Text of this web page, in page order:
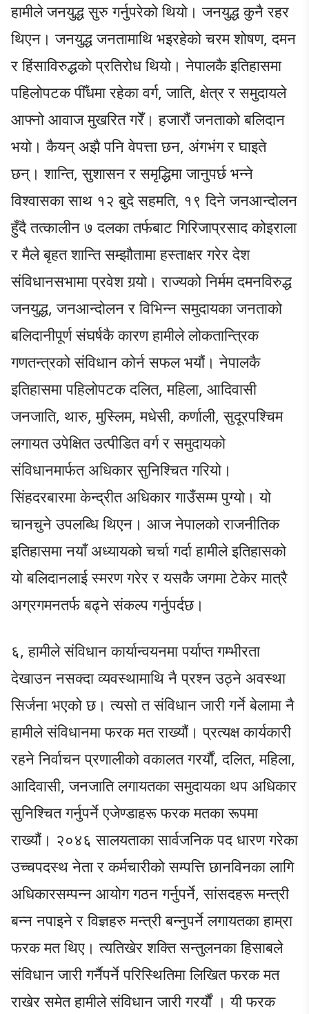
हामीले जनयुद्ध सुरु गर्नुपरेको थियो। जनयुद्ध कुनै रहर
थिएन। जनयुद्ध जनतामाथि भइरहेको चरम शोषण, दमन
र हिंसाविरुद्धको प्रतिरोध थियो। नेपालकै इतिहासमा
पहिलोपटक पीँधमा रहेका वर्ग, जाति, क्षेत्र र समुदायले
आफ्नो आवाज मुखरित गरेँ। हजारौं जनताको बलिदान
भयो। कैयन् अझै पनि वेपत्ता छन, अंगभंग र घाइते
छन्। शान्ति, सुशासन र समृद्धिमा जानुपर्छ भन्ने
विश्वासका साथ १२ बुदे सहमति, १९ दिने जनआन्दोलन
हुँदै तत्कालीन ७ दलका तर्फबाट गिरिजाप्रसाद कोइराला
र मैले बृहत शान्ति सम्झौतामा हस्ताक्षर गरेर देश
संविधानसभामा प्रवेश गर्‍यो। राज्यको निर्मम दमनविरुद्ध
जनयुद्ध, जनआन्दोलन र विभिन्न समुदायका जनताको
बलिदानीपूर्ण संघर्षकै कारण हामीले लोकतान्त्रिक
गणतन्त्रको संविधान कोर्न सफल भयौं। नेपालकै
इतिहासमा पहिलोपटक दलित, महिला, आदिवासी
जनजाति, थारु, मुस्लिम, मधेसी, कर्णाली, सुदूरपश्चिम
लगायत उपेक्षित उत्पीडित वर्ग र समुदायको
संविधानमार्फत अधिकार सुनिश्चित गरियो।
सिंहदरबारमा केन्द्रीत अधिकार गाउँसम्म पुग्यो। यो
चानचुने उपलब्धि थिएन। आज नेपालको राजनीतिक
इतिहासमा नयाँ अध्यायको चर्चा गर्दा हामीले इतिहासको
यो बलिदानलाई स्मरण गरेर र यसकै जगमा टेकेर मात्रै
अग्रगमनतर्फ बढ्ने संकल्प गर्नुपर्दछ।
६, ​हामीले संविधान कार्यान्वयनमा पर्याप्त गम्भीरता
देखाउन नसक्दा व्यवस्थामाथि नै प्रश्न उठ्ने अवस्था
सिर्जना भएको छ। त्यसो त संविधान जारी गर्ने बेलामा नै
हामीले संविधानमा फरक मत राख्यौं। प्रत्यक्ष कार्यकारी
रहने निर्वाचन प्रणालीको वकालत गरर्यौं, दलित, महिला,
आदिवासी, जनजाति लगायतका समुदायका थप अधिकार
सुनिश्चित गर्नुपर्ने एजेण्डाहरू फरक मतका रूपमा
राख्यौं। २०४६ सालयताका सार्वजनिक पद धारण गरेका
उच्चपदस्थ नेता र कर्मचारीको सम्पत्ति छानविनका लागि
अधिकारसम्पन्न आयोग गठन गर्नुपर्ने, सांसदहरू मन्त्री
बन्न नपाइने र विज्ञहरु मन्त्री बन्नुपर्ने लगायतका हाम्रा
फरक मत थिए। त्यतिखेर शक्ति सन्तुलनका हिसाबले
संविधान जारी गर्नैपर्ने परिस्थितिमा लिखित फरक मत
राखेर समेत हामीले संविधान जारी गरर्यौं । यी फरक